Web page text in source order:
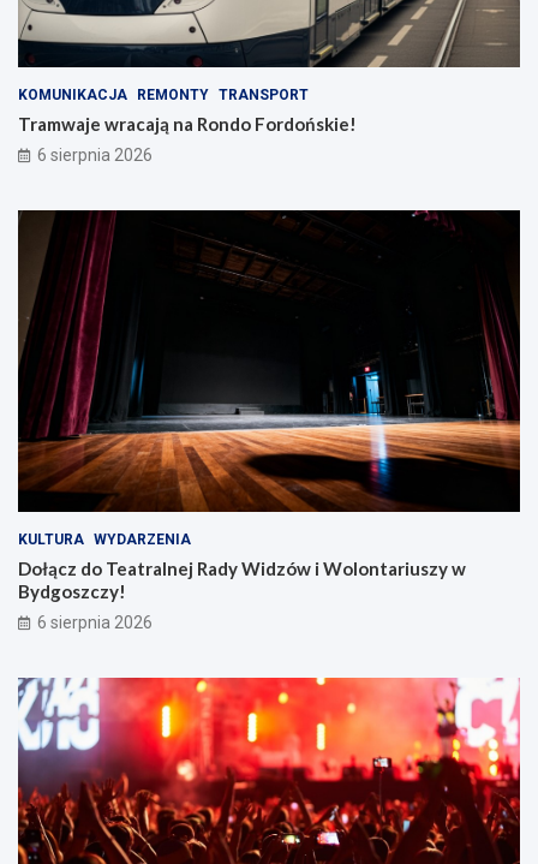
KOMUNIKACJA REMONTY TRANSPORT
Tramwaje wracają na Rondo Fordońskie!
6 sierpnia 2026
KULTURA WYDARZENIA
Dołącz do Teatralnej Rady Widzów i Wolontariuszy w
Bydgoszczy!
6 sierpnia 2026